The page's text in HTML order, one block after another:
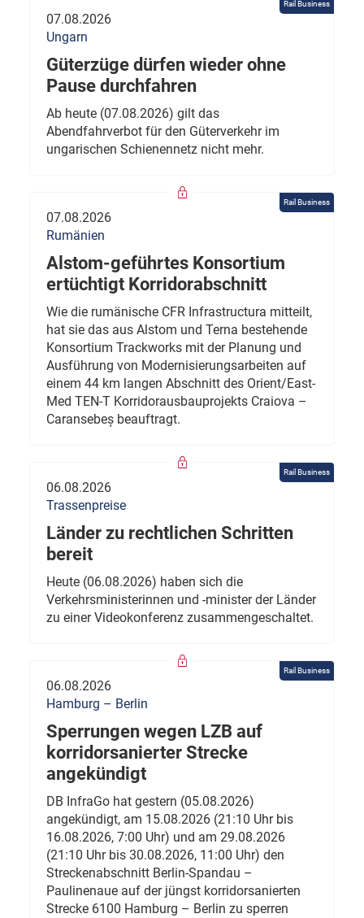
Rail Business
07.08.2026
Ungarn
Güterzüge dürfen wieder ohne
Pause durchfahren
Ab heute (07.08.2026) gilt das
Abendfahrverbot für den Güterverkehr im
ungarischen Schienennetz nicht mehr.
Rail Business
07.08.2026
Rumänien
Alstom-geführtes Konsortium
ertüchtigt Korridorabschnitt
Wie die rumänische CFR Infrastructura mitteilt,
hat sie das aus Alstom und Terna bestehende
Konsortium Trackworks mit der Planung und
Ausführung von Modernisierungsarbeiten auf
einem 44 km langen Abschnitt des Orient/East-
Med TEN-T Korridorausbauprojekts Craiova –
Caransebeș beauftragt.
Rail Business
06.08.2026
Trassenpreise
Länder zu rechtlichen Schritten
bereit
Heute (06.08.2026) haben sich die
Verkehrsministerinnen und -minister der Länder
zu einer Videokonferenz zusammengeschaltet.
Rail Business
06.08.2026
Hamburg – Berlin
Sperrungen wegen LZB auf
korridorsanierter Strecke
angekündigt
DB InfraGo hat gestern (05.08.2026)
angekündigt, am 15.08.2026 (21:10 Uhr bis
16.08.2026, 7:00 Uhr) und am 29.08.2026
(21:10 Uhr bis 30.08.2026, 11:00 Uhr) den
Streckenabschnitt Berlin-Spandau –
Paulinenaue auf der jüngst korridorsanierten
Strecke 6100 Hamburg – Berlin zu sperren